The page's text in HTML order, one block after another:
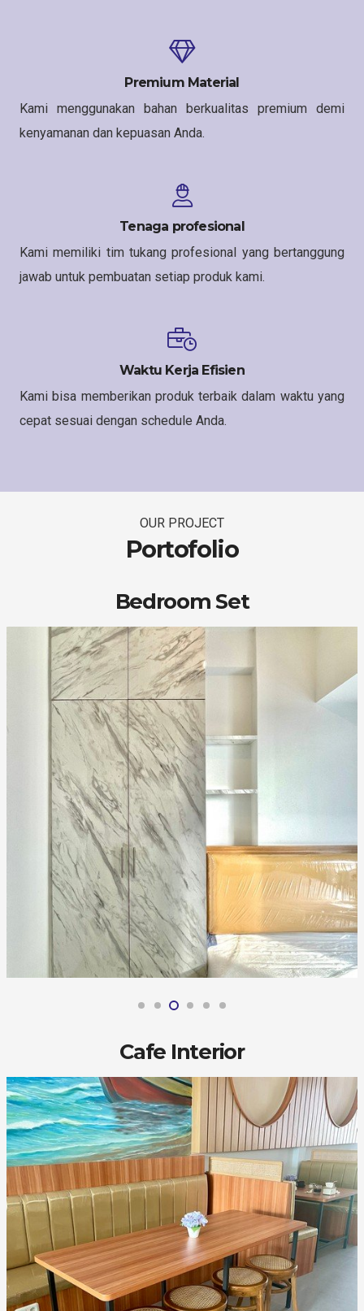
Premium Material
Kami menggunakan bahan berkualitas premium demi
kenyamanan dan kepuasan Anda.
Tenaga profesional
Kami memiliki tim tukang profesional yang bertanggung
jawab untuk pembuatan setiap produk kami.
Waktu Kerja Efisien
Kami bisa memberikan produk terbaik dalam waktu yang
cepat sesuai dengan schedule Anda.
OUR PROJECT
Portofolio
Bedroom Set
Cafe Interior